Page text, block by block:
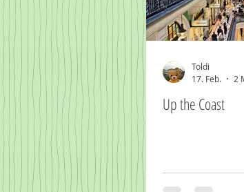
Up the Coast
Toldi
17. Feb.
2